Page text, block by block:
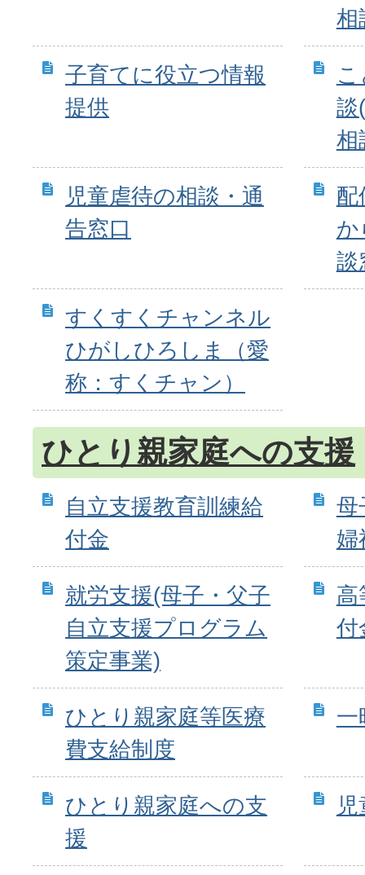
相
子育てに役立つ情報
提供
談
相
児童虐待の相談・通
告窓口
配
か
談
すくすくチャンネル
ひがしひろしま（愛
称：すくチャン）
ひとり親家庭への支援
自立支援教育訓練給
付金
母
婦
就労支援(母子・父子
自立支援プログラム
策定事業)
高
付
ひとり親家庭等医療
費支給制度
一
ひとり親家庭への支
援